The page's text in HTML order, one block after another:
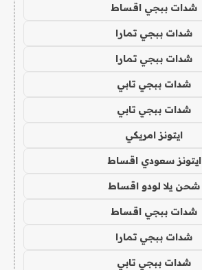
شدات ببجي اقساط
شدات ببجي تمارا
شدات ببجي تمارا
شدات ببجي تابي
شدات ببجي تابي
ايتونز امريكي
ايتونز سعودي اقساط
شحن يلا لودو اقساط
شدات ببجي اقساط
شدات ببجي تمارا
شدات ببجي تابي